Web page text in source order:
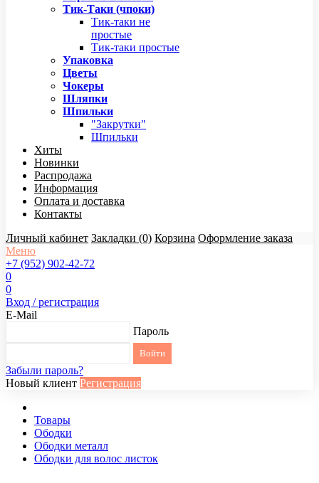
Тик-Таки (чпоки)
Тик-таки не
простые
Тик-таки простые
Упаковка
Цветы
Чокеры
Шляпки
Шпильки
"Закрутки"
Шпильки
Хиты
Новинки
Распродажа
Информация
Оплата и доставка
Контакты
Личный кабинет Закладки (0) Корзина Оформление заказа
Меню
+7 (952) 902-42-72
0
0
Вход / регистрация
E-Mail
Пароль
Забыли пароль?
Новый клиент Регистрация
Товары
Ободки
Ободки металл
Ободки для волос листок